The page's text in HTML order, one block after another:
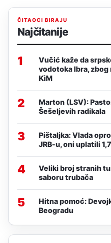
ČITAOCI BIRAJU
Najčitanije
1
Vučić kaže da
vodotoka Ibra,
KiM
2
Marton (LSV):
Šešeljevih radikala
3
Pištaljka: Vlada
JRB-u, oni uplatili
4
Veliki broj stranih
saboru trubača
5
Hitna pomoć:
Beogradu